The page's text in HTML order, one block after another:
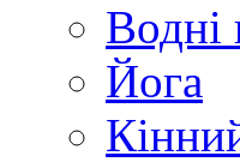
Водні
Йога